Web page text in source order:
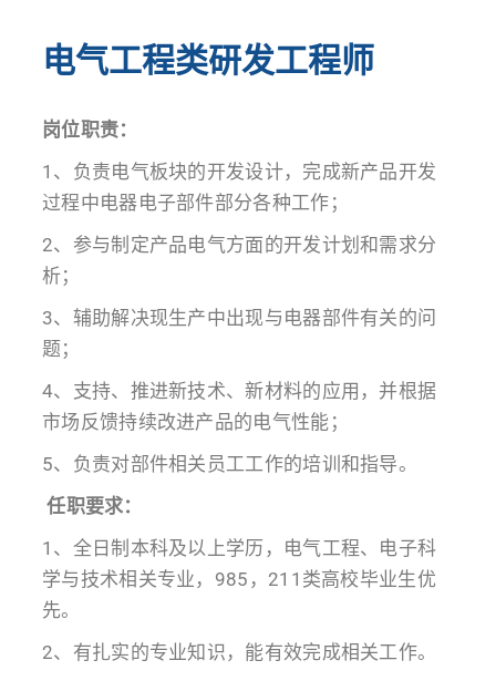
电气工程类研发工程师
岗位职责：
1、负责电气板块的开发设计，完成新产品开发
过程中电器电子部件部分各种工作；
2、参与制定产品电气方面的开发计划和需求分
析；
3、辅助解决现生产中出现与电器部件有关的问
题；
4、支持、推进新技术、新材料的应用，并根据
市场反馈持续改进产品的电气性能；
5、负责对部件相关员工工作的培训和指导。
任职要求：
1、全日制本科及以上学历，电气工程、电子科
学与技术相关专业，985，211类高校毕业生优
先。
2、有扎实的专业知识，能有效完成相关工作。